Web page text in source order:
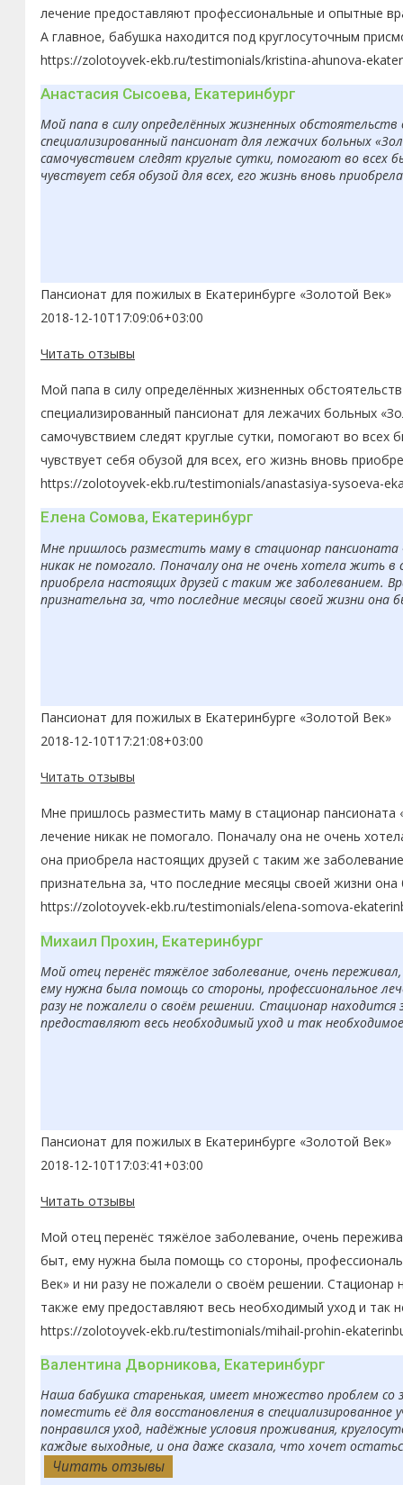
Читать отзывы
Читать отзывы
Читать отзывы
Читать отзывы
Читать отзывы
Читать отзывы
лечение предоставляют профессиональные и опытные
А главное, бабушка находится под круглосуточным
https://zolotoyvek-ekb.ru/testimonials/kristina-ahunova-
Анастасия Сысоева, Екатеринбург
Мой папа в силу определённых жизненных
специализированный пансионат для лежачих больных
самочувствием следят круглые сутки, помогают во всех
чувствует себя обузой для всех, его жизнь вновь
Читать отзывы
Пансионат для пожилых в Екатеринбурге «Золотой Век»
2018-12-10T17:09:06+03:00
Читать отзывы
Мой папа в силу определённых жизненных
специализированный пансионат для лежачих больных
самочувствием следят круглые сутки, помогают во
чувствует себя обузой для всех, его жизнь вновь
https://zolotoyvek-ekb.ru/testimonials/anastasiya-sysoeva-
Елена Сомова, Екатеринбург
Мне пришлось разместить маму в стационар пансионата
никак не помогало. Поначалу она не очень хотела жить
приобрела настоящих друзей с таким же заболеванием.
признательна за, что последние месяцы своей жизни
Читать отзывы
Пансионат для пожилых в Екатеринбурге «Золотой Век»
2018-12-10T17:21:08+03:00
Читать отзывы
Мне пришлось разместить маму в стационар
лечение никак не помогало. Поначалу она не очень
она приобрела настоящих друзей с таким же
признательна за, что последние месяцы своей жизни
https://zolotoyvek-ekb.ru/testimonials/elena-somova-
Михаил Прохин, Екатеринбург
Мой отец перенёс тяжёлое заболевание, очень
ему нужна была помощь со стороны, профессиональное
разу не пожалели о своём решении. Стационар
предоставляют весь необходимый уход и так
Читать отзывы
Пансионат для пожилых в Екатеринбурге «Золотой Век»
2018-12-10T17:03:41+03:00
Читать отзывы
Мой отец перенёс тяжёлое заболевание, очень
быт, ему нужна была помощь со стороны,
Век» и ни разу не пожалели о своём решении.
также ему предоставляют весь необходимый уход и так
https://zolotoyvek-ekb.ru/testimonials/mihail-prohin-
Валентина Дворникова, Екатеринбург
Наша бабушка старенькая, имеет множество проблем со
поместить её для восстановления в
понравился уход, надёжные условия проживания,
каждые выходные, и она даже сказала, что хочет
Читать отзывы